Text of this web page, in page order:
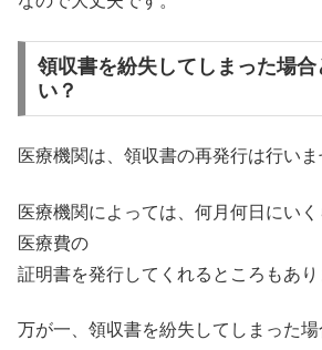
領収書を紛失してしまった場合
い？
医療機関は、領収書の再発行は行いま
医療機関によっては、何月何日にい
医療費の
証明書を発行してくれるところもあり
万が一、領収書を紛失してしまった